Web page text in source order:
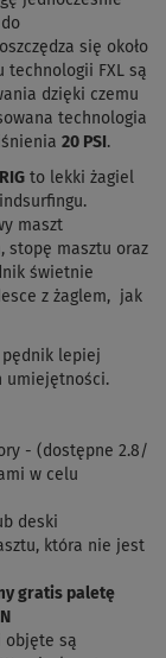
się około
technologii FXL są
dzięki czemu
technologia
20 PSI .
to lekki żagiel
maszt
stopę masztu oraz
świetnie
z żaglem, jak
pędnik lepiej
umiejętności.
- (dostępne 2.8/
w celu
deski
która nie jest
gratis paletę
objęte są